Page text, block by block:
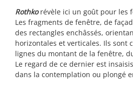
Rothkorévèle ici un goût pour les
Les fragments de fenêtre, de
des rectangles enchâssés,
horizontales et verticales. Ils sont
lignes du montant de la fenêtre,
Le regard de ce dernier est
dans la contemplation ou plongé